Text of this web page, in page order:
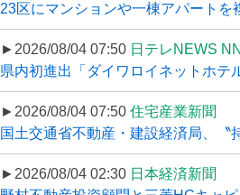
23区にマンションや一棟アパートを
►2026/08/04 07:50 日テレNEWS
県内初進出「ダイワロイネットホテ
►2026/08/04 07:50 住宅産業新聞
国土交通省不動産・建設経済局、〝
►2026/08/04 02:30 日本経済新聞